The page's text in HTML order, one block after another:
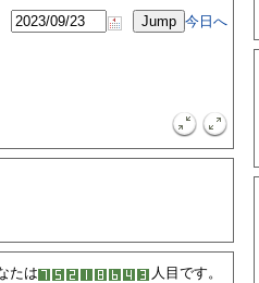
今日へ
たは 人目です。